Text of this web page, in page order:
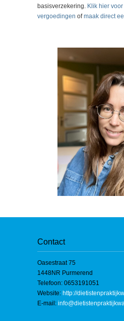
basisverzekering. Klik hier
vergoedingen ofmaak direct
Contact
Oasestraat 75
1448NR Purmerend
Telefoon: 0653191051
Website: http://
E-mail: